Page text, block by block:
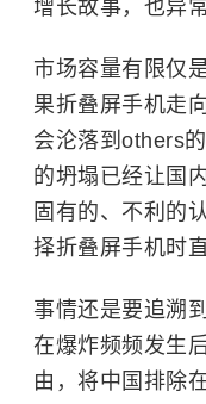
增长故事，也异
市场容量有限仅
果折叠屏手机走
会沦落到others
的坍塌已经让国
固有的、不利的
择折叠屏手机时
事情还是要追溯
在爆炸频频发生
由，将中国排除